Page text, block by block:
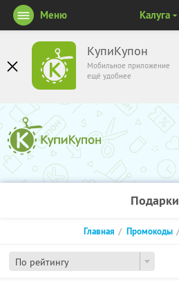
КупиКупон
Мобильное приложение
ещё удобнее
Меню Калуга
Подарки
По рейтингу
Главная Промокоды